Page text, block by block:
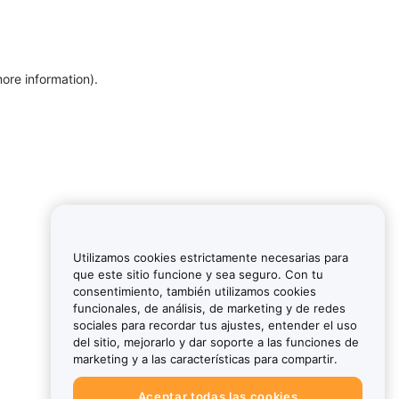
information).
Utilizamos cookies estrictamente necesarias para
que este sitio funcione y sea seguro. Con tu
consentimiento, también utilizamos cookies
funcionales, de análisis, de marketing y de redes
sociales para recordar tus ajustes, entender el uso
del sitio, mejorarlo y dar soporte a las funciones de
marketing y a las características para compartir.